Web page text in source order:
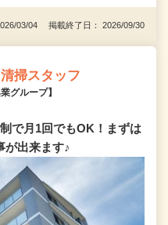
03/04 掲載終了日： 2026/09/30
掃スタッフ
グループ】
で月1回でもOK！まずは
が出来ます♪